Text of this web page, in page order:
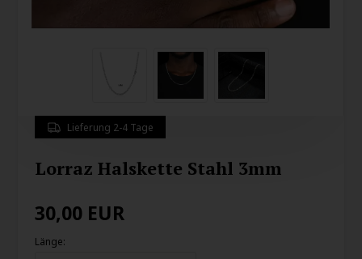
Lieferung 2-4 Tage
Lorraz Halskette Stahl 3mm
30,00 EUR
Länge: